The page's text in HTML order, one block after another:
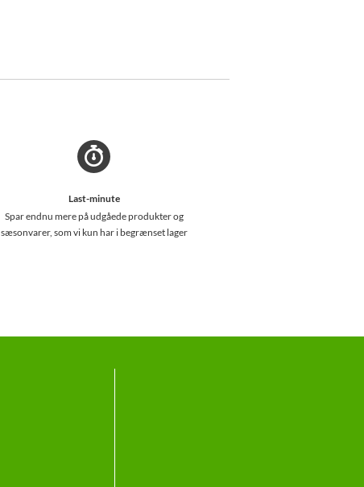
Last-minute
Spar endnu mere på udgåede produkter og
sæsonvarer, som vi kun har i begrænset lager